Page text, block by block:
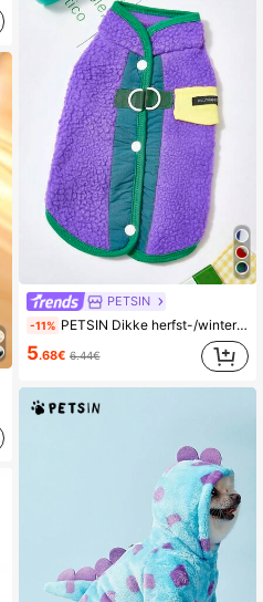
PETSIN
-11% PETSIN Dikke herfst-/winterjas en vest voor huisdieren – Winddichte, warme jas voor kleine honden, katten en kleine dieren | Comfortabele kleding voor binnen en buiten voor dagelijks gebruik
5.68€ 6.44€